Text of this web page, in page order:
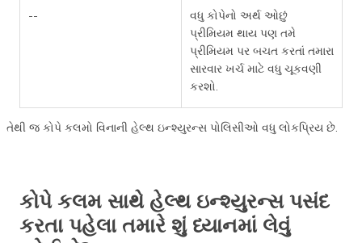
--
વધુ કોપેનો અર્થ ઓછું
પ્રીમિયમ થાય પણ તમે
પ્રીમિયમ પર બચત કરતાં તમારા
સારવાર ખર્ચ માટે વધુ ચૂકવણી
કરશો.
તેથી જ કોપે કલમો વિનાની હેલ્થ ઇન્શ્યુરન્સ પોલિસીઓ વધુ લોકપ્રિય છે.
કોપે કલમ સાથે હેલ્થ ઇન્શ્યુરન્સ પસંદ
કરતા પહેલા તમારે શું ધ્યાનમાં લેવું